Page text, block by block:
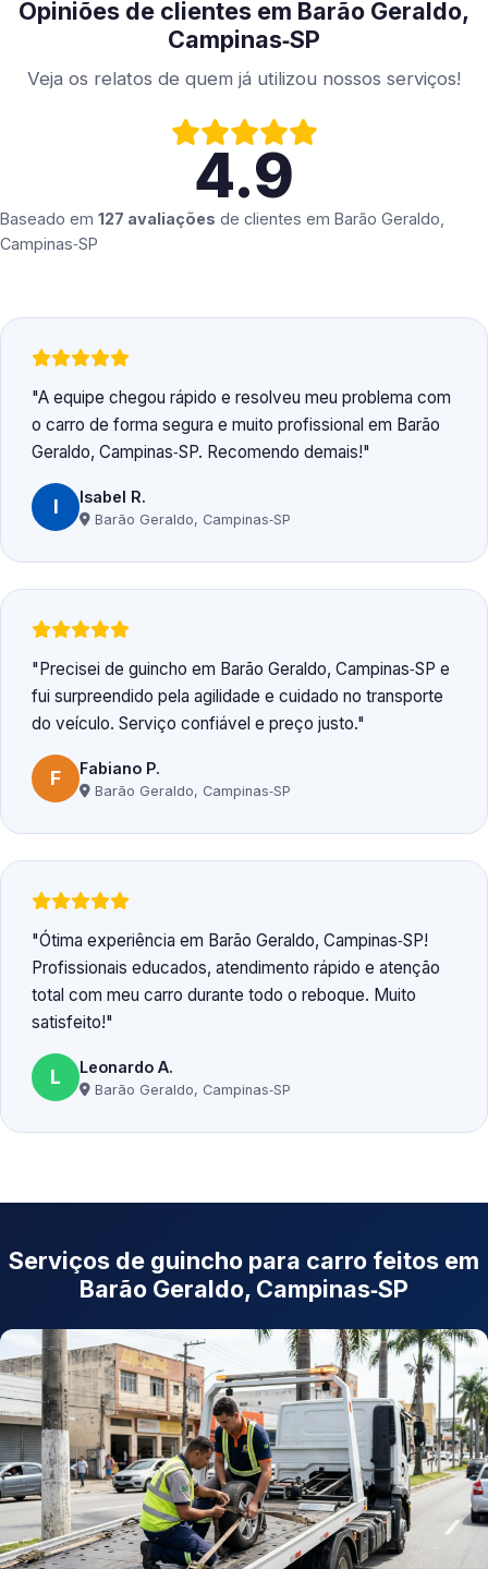
Opiniões de clientes em Barão Geraldo,
Campinas‑SP
Veja os relatos de quem já utilizou nossos serviços!
4.9
Baseado em 127 avaliações de clientes em Barão Geraldo,
Campinas‑SP
A equipe chegou rápido e resolveu meu problema com
o carro de forma segura e muito profissional em Barão
Geraldo, Campinas‑SP. Recomendo demais!
I Isabel R.
Barão Geraldo, Campinas‑SP
Precisei de guincho em Barão Geraldo, Campinas‑SP e
fui surpreendido pela agilidade e cuidado no transporte
do veículo. Serviço confiável e preço justo.
F Fabiano P.
Barão Geraldo, Campinas‑SP
Ótima experiência em Barão Geraldo, Campinas‑SP!
Profissionais educados, atendimento rápido e atenção
total com meu carro durante todo o reboque. Muito
satisfeito!
L Leonardo A.
Barão Geraldo, Campinas‑SP
Serviços de guincho para carro feitos em
Barão Geraldo, Campinas‑SP